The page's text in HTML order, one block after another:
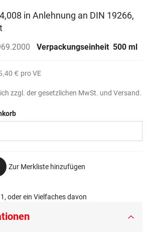
in Anlehnung an DIN 19266,
Verpackungseinheit 500 ml
€ pro VE
zzgl. der gesetzlichen MwSt. und Versand.
Zur Merkliste hinzufügen
oder ein Vielfaches davon